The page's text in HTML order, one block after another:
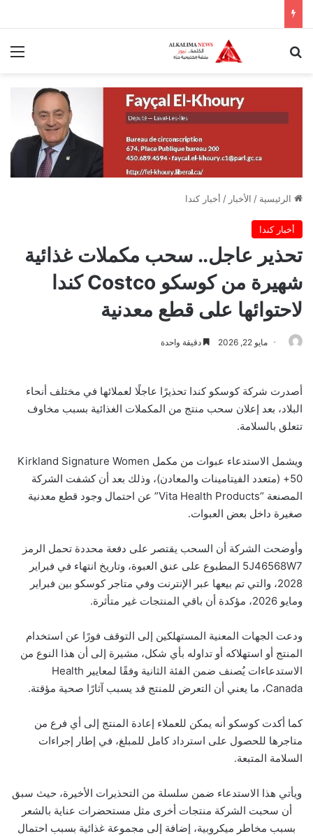
الرئيسية / الأخبار / أخبار كندا
أخبار كندا
تحذير عاجل.. سحب مكملات غذائية
شهيرة من كوسكو Costco كندا
لاحتوائها على قطع معدنية
مايو 22, 2026 دقيقة واحدة
أصدرت شركة كوسكو كندا تحذيرًا عاجلًا لعملائها في مختلف أنحاء
البلاد، بعد إعلان سحب منتج من المكملات الغذائية بسبب مخاوف
تتعلق بالسلامة.
ويشمل الاستدعاء عبوات من مكمل Kirkland Signature Women
50+ (متعدد الفيتامينات والمعادن)، وذلك بعد أن كشفت الشركة
المصنعة “Vita Health Products” عن احتمال وجود قطع معدنية
صغيرة داخل بعض العبوات.
وأوضحت الشركة أن السحب يقتصر على دفعة محددة تحمل الرمز
5J46568W7 المطبوع على عنق العبوة، وتاريخ انتهاء في فبراير
2028، والتي تم بيعها عبر الإنترنت وفي متاجر كوسكو بين فبراير
ومايو 2026، مؤكدة أن باقي المنتجات غير متأثرة.
ودعت الجهات المعنية المستهلكين إلى التوقف فورًا عن استخدام
المنتج أو استهلاكه أو تداوله بأي شكل، مشيرة إلى أن هذا النوع من
الاستدعاءات يُصنف ضمن الفئة الثانية وفقًا لمعايير Health
Canada، ما يعني أن التعرض للمنتج قد يسبب آثارًا صحية مؤقتة.
كما أكدت كوسكو أنه يمكن للعملاء إعادة المنتج إلى أي فرع من
متاجرها للحصول على استرداد كامل للمبلغ، في إطار إجراءات
السلامة المتبعة.
ويأتي هذا الاستدعاء ضمن سلسلة من التحذيرات الأخيرة، حيث سبق
أن سحبت الشركة منتجات أخرى مثل مستحضرات عناية بالشعر
بسبب مخاطر ميكروبية، إضافة إلى مجموعة غذائية بسبب احتمال